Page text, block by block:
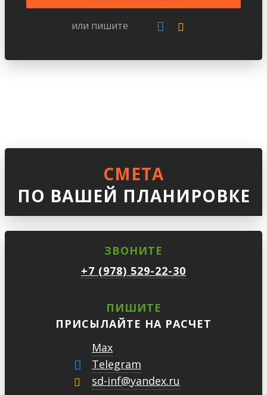
или пишите
СМЕТА
ПО ВАШЕЙ ПЛАНИРОВКЕ
ЗВОНИТЕ
+7 (978) 529-22-30
ПИШИТЕ
ПРИСЫЛАЙТЕ НА РАСЧЕТ
Max
Telegram
sd-inf@yandex.ru